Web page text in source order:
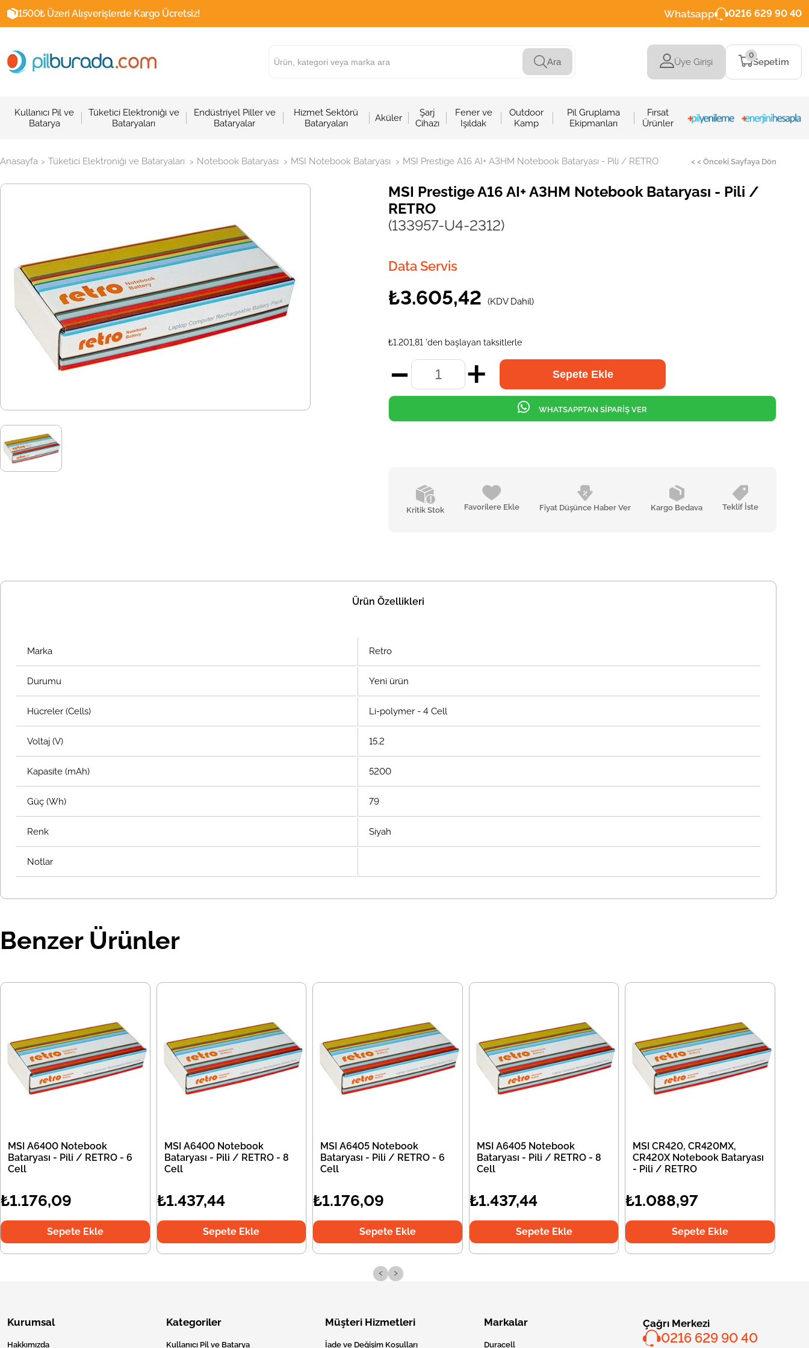
1500₺ Üzeri Alışverişlerde Kargo Ücretsiz! Whatsapp 0216 629 90 40
Ara Üye Girişi Sepetim
0
Kullanıcı Pil ve
Batarya
Tüketici Elektroniği ve
Bataryaları
Endüstriyel Piller ve
Bataryalar
Hizmet Sektörü
Bataryaları
Aküler
Şarj
Cihazı
Fener ve
Işıldak
Outdoor
Kamp
Pil Gruplama
Ekipmanları
Fırsat
Ürünler
Anasayfa > Tüketici Elektroniği ve Bataryaları > Notebook Bataryası > MSI Notebook Bataryası > MSI Prestige A16 AI+ A3HM Notebook Bataryası - Pili / RETRO < < Önceki Sayfaya Dön
MSI Prestige A16 AI+ A3HM Notebook Bataryası - Pili /
RETRO
(133957-U4-2312)
Data Servis
₺3.605,42 (KDV Dahil)
₺1.201,81 'den başlayan taksitlerle
Kritik Stok Favorilere Ekle Fiyat Düşünce Haber Ver Kargo Bedava Teklif İste
WHATSAPPTAN SİPARİŞ VER
Ürün Özellikleri
Marka Retro
Durumu Yeni ürün
Hücreler (Cells) Li-polymer - 4 Cell
Voltaj (V) 15.2
Kapasite (mAh) 5200
Güç (Wh) 79
Renk Siyah
Notlar
Benzer Ürünler
MSI A6400 Notebook
Bataryası - Pili / RETRO - 6
Cell
₺1.176,09
Sepete Ekle
MSI A6400 Notebook
Bataryası - Pili / RETRO - 8
Cell
₺1.437,44
Sepete Ekle
MSI A6405 Notebook
Bataryası - Pili / RETRO - 6
Cell
₺1.176,09
Sepete Ekle
MSI A6405 Notebook
Bataryası - Pili / RETRO - 8
Cell
₺1.437,44
Sepete Ekle
MSI CR420, CR420MX,
CR420X Notebook Bataryası
- Pili / RETRO
₺1.088,97
Sepete Ekle
‹ ›
Kurumsal
Hakkımızda
Kategoriler
Kullanıcı Pil ve Batarya
Müşteri Hizmetleri
İade ve Değişim Koşulları
Markalar
Duracell
Çağrı Merkezi
0216 629 90 40